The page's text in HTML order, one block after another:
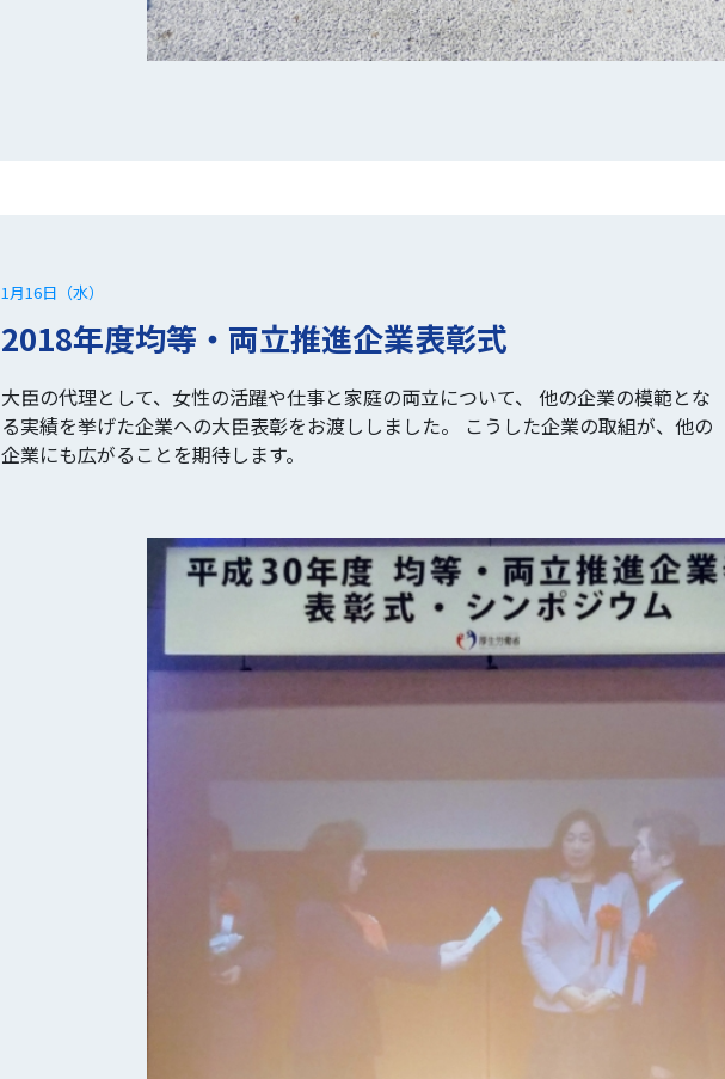
1月16日（水）
2018年度均等・両立推進企業表彰式
大臣の代理として、女性の活躍や仕事と家庭の両立について、 他の企業の模範とな
る実績を挙げた企業への大臣表彰をお渡ししました。 こうした企業の取組が、他の
企業にも広がることを期待します。